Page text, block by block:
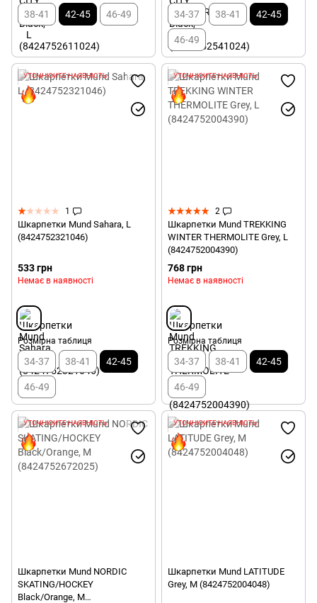
38-41 42-45 46-49 34-37 38-41 42-45
46-49
УТОЧНЮЙТЕ НАЯВНІСТЬ
1
Шкарпетки Mund Sahara, L
(8424752321046)
533 грн
Немає в наявності
Розмірна таблиця
34-37 38-41 42-45
46-49
УТОЧНЮЙТЕ НАЯВНІСТЬ
2
Шкарпетки Mund TREKKING
WINTER THERMOLITE Grey, L
(8424752004390)
768 грн
Немає в наявності
Розмірна таблиця
34-37 38-41 42-45
46-49
УТОЧНЮЙТЕ НАЯВНІСТЬ
Шкарпетки Mund NORDIC
SKATING/HOCKEY
Black/Orange, M
УТОЧНЮЙТЕ НАЯВНІСТЬ
Шкарпетки Mund LATITUDE
Grey, M (8424752004048)